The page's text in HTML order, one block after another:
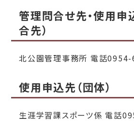
管理問合せ先・使用申
合先）
北公園管理事務所 電話
使用申込先（団体）
生涯学習課スポーツ係 電話